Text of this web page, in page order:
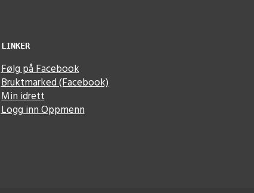
LINKER
Følg på Facebook
Bruktmarked (Facebook)
Min idrett
Logg inn Oppmenn